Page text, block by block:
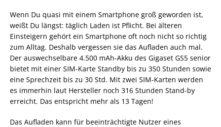
Wenn Du quasi mit einem Smartphone groß geworden ist,
weißt Du längst: täglich Laden ist Pflicht. Bei älteren
Einsteigern gehört ein Smartphone oft noch nicht so richtig
zum Alltag. Deshalb vergessen sie das Aufladen auch mal.
Der auswechselbare 4.500 mAh-Akku des Gigaset GS5 senior
bietet mit einer SIM-Karte Standby bis zu 350 Stunden sowie
eine Sprechzeit bis zu 30 Std. Mit zwei SIM-Karten werden
es immerhin laut Hersteller noch 316 Stunden Stand-by
erreicht. Das entspricht mehr als 13 Tagen!
Das Aufladen kann für beeinträchtigte Nutzer eines